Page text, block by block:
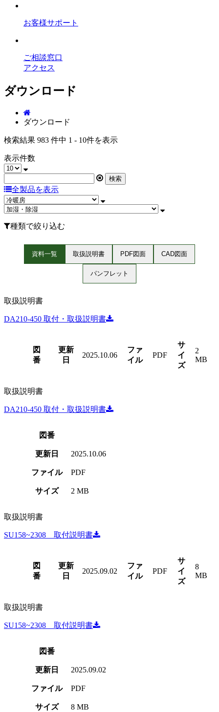
お客様サポート
ご相談窓口
アクセス
ダウンロード
ダウンロード
検索結果 983 件中 1 - 10件を表示
表示件数
全製品を表示
種類で絞り込む
資料一覧 取扱説明書 PDF図面 CAD図面
パンフレット
取扱説明書
DA210-450 取付・取扱説明書
図
番
更新
日
2025.10.06
ファ
イル
PDF
サ
イ
ズ
2
MB
取扱説明書
DA210-450 取付・取扱説明書
図番
更新日 2025.10.06
ファイル PDF
サイズ 2 MB
取扱説明書
SU158~2308 取付説明書
図
番
更新
日
2025.09.02
ファ
イル
PDF
サ
イ
ズ
8
MB
取扱説明書
SU158~2308 取付説明書
図番
更新日 2025.09.02
ファイル PDF
サイズ 8 MB